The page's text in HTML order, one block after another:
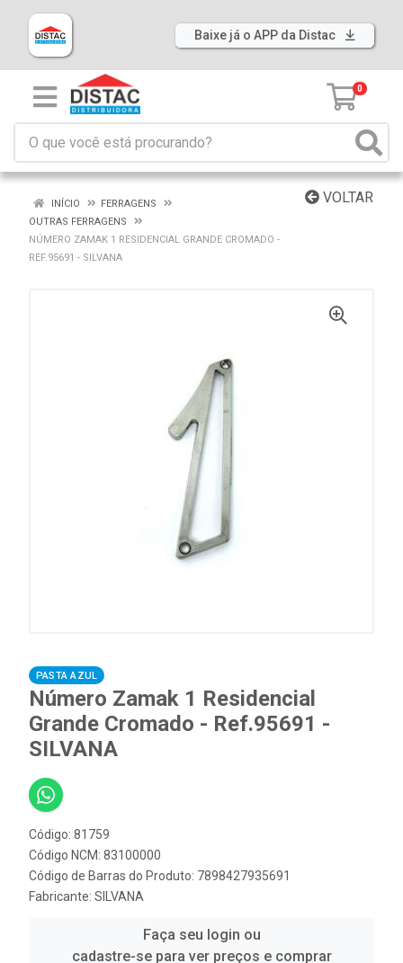
Baixe já o APP da Distac
0
VOLTAR
INÍCIO
FERRAGENS
OUTRAS FERRAGENS
NÚMERO ZAMAK 1 RESIDENCIAL GRANDE CROMADO -
REF.95691 - SILVANA
PASTA AZUL
Número Zamak 1 Residencial
Grande Cromado - Ref.95691 -
SILVANA
Código: 81759
Código NCM: 83100000
Código de Barras do Produto: 7898427935691
Fabricante: SILVANA
Faça seu login ou
cadastre-se para ver preços e comprar